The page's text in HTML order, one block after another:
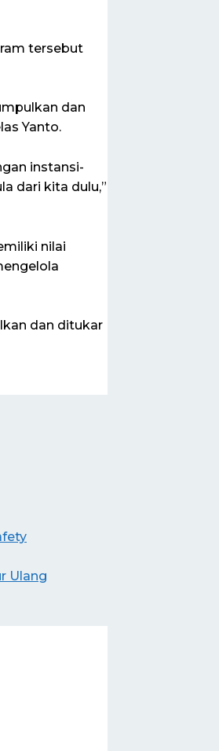
tersebut
dan
Yanto.
instansi-
dari kita dulu,”
nilai
dan ditukar
Ulang